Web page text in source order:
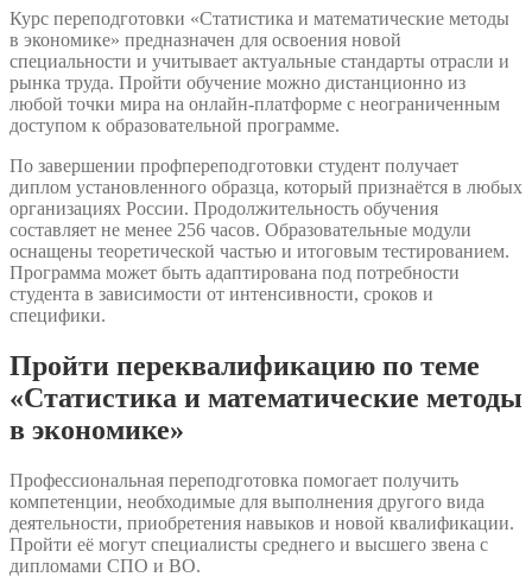
Курс переподготовки «Статистика и математические методы
в экономике» предназначен для освоения новой
специальности и учитывает актуальные стандарты отрасли и
рынка труда. Пройти обучение можно дистанционно из
любой точки мира на онлайн-платформе с неограниченным
доступом к образовательной программе.
По завершении профпереподготовки студент получает
диплом установленного образца, который признаётся в любых
организациях России. Продолжительность обучения
составляет не менее 256 часов. Образовательные модули
оснащены теоретической частью и итоговым тестированием.
Программа может быть адаптирована под потребности
студента в зависимости от интенсивности, сроков и
специфики.
Пройти переквалификацию по теме
«Статистика и математические методы
в экономике»
Профессиональная переподготовка помогает получить
компетенции, необходимые для выполнения другого вида
деятельности, приобретения навыков и новой квалификации.
Пройти её могут специалисты среднего и высшего звена с
дипломами СПО и ВО.